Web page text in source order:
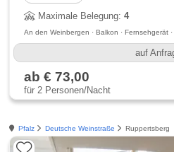
Maximale Belegung:4
An den Weinbergen · Balkon · Fernsehgerät
auf
ab € 73,00
für 2 Personen/Nacht
Pfalz Deutsche Weinstraße Ruppertsberg